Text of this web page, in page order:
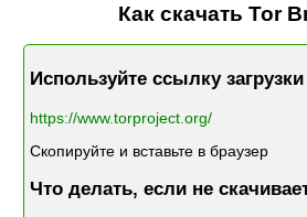
Как скачать Tor
Используйте ссылку загрузки
https://www.torproject.org/
Скопируйте и вставьте в браузер
Что делать, если не